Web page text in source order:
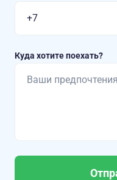
снегоходе (конец
Куда хотите поехать?